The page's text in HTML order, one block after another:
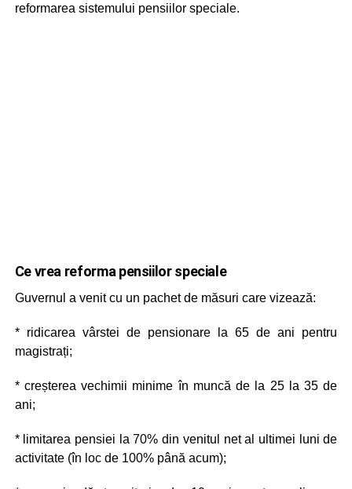
reformarea sistemului pensiilor speciale.
Ce vrea reforma pensiilor speciale
Guvernul a venit cu un pachet de măsuri care vizează:
* ridicarea vârstei de pensionare la 65 de ani pentru
magistrați;
* creșterea vechimii minime în muncă de la 25 la 35 de
ani;
* limitarea pensiei la 70% din venitul net al ultimei luni de
activitate (în loc de 100% până acum);